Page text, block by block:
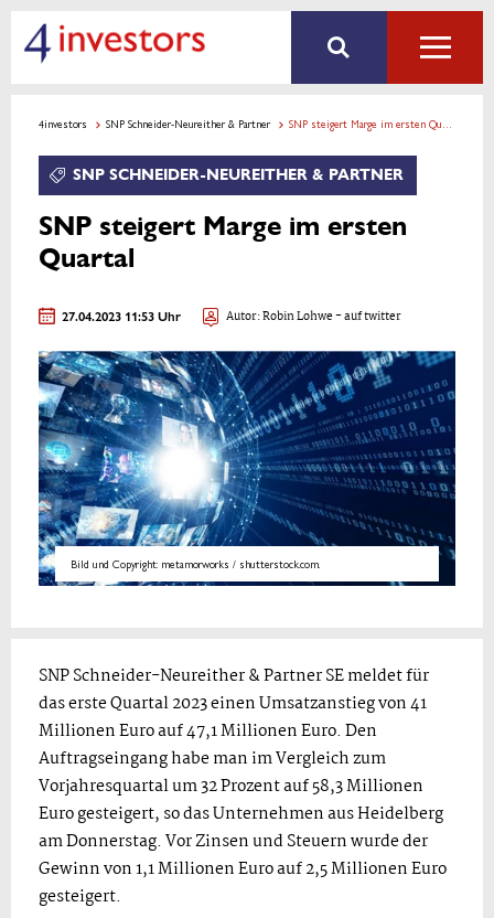
4investors SNP Schneider-Neureither & Partner SNP steigert Marge im ersten Quartal
SNP SCHNEIDER-NEUREITHER & PARTNER
SNP steigert Marge im ersten
Quartal
27.04.2023 11:53 Uhr Autor:Robin Lohwe- auf twitter
Bild und Copyright: metamorworks / shutterstock.com.
SNP Schneider-Neureither & Partner SE meldet für
das erste Quartal 2023 einen Umsatzanstieg von 41
Millionen Euro auf 47,1 Millionen Euro. Den
Auftragseingang habe man im Vergleich zum
Vorjahresquartal um 32 Prozent auf 58,3 Millionen
Euro gesteigert, so das Unternehmen aus Heidelberg
am Donnerstag. Vor Zinsen und Steuern wurde der
Gewinn von 1,1 Millionen Euro auf 2,5 Millionen Euro
gesteigert.